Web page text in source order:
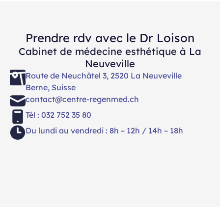
faisabilité technique.
Retrouvez une chevelure plus dense et plus
dynamique grâce à la médecine capillaire
moderne, dans un cadre médical sécurisé et à
l’écoute de vos besoins.
Prendre rdv avec le Dr Loison
Cabinet de médecine esthétique à La
Neuveville
Route de Neuchâtel 3, 2520 La Neuveville
Berne, Suisse
contact@centre-regenmed.ch
Tél : 032 752 35 80
Du lundi au vendredi : 8h – 12h / 14h – 18h